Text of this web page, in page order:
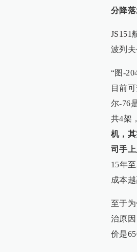
分降落
JS151
波列
“图-
目前
尔-76
共4架，
机，
司手上
15年
成本
至于
治原
价是